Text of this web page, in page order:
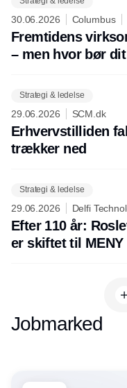
30.06.2026 Columbus
Fremtidens
– men hvor bør
Strategi & ledelse
29.06.2026 SCM.dk
Erhvervstilliden
trækker ned
Strategi & ledelse
29.06.2026 Delfi
Efter 110 år:
er skiftet til MENY
Jobmarked